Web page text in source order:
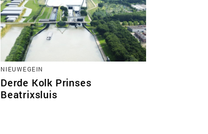
NIEUWEGEIN
Derde Kolk Prinses
Beatrixsluis